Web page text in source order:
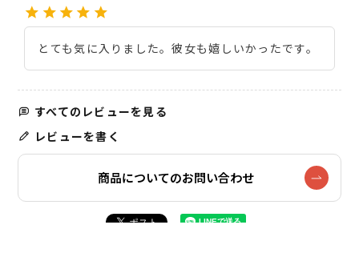
とても気に入りました。彼女も嬉しいかったです。
すべてのレビューを見る
レビューを書く
商品についてのお問い合わせ